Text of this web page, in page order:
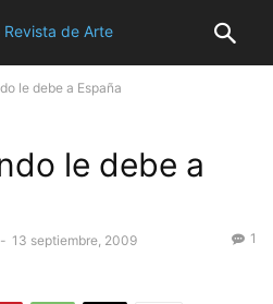
le debe a España
le debe a
- 13 septiembre, 2009 1